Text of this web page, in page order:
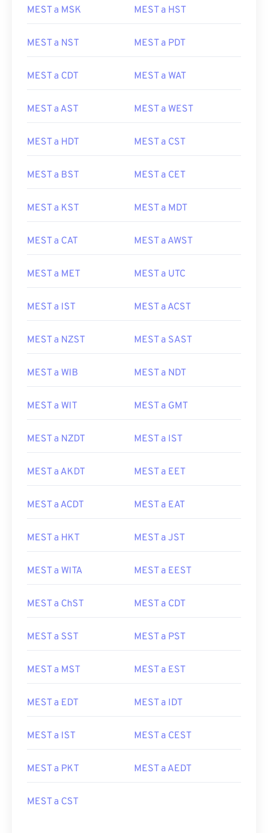
MEST a MSK MEST a HST
MEST a NST MEST a PDT
MEST a CDT MEST a WAT
MEST a AST MEST a WEST
MEST a HDT MEST a CST
MEST a BST MEST a CET
MEST a KST MEST a MDT
MEST a CAT MEST a AWST
MEST a MET MEST a UTC
MEST a IST MEST a ACST
MEST a NZST MEST a SAST
MEST a WIB MEST a NDT
MEST a WIT MEST a GMT
MEST a NZDT MEST a IST
MEST a AKDT MEST a EET
MEST a ACDT MEST a EAT
MEST a HKT MEST a JST
MEST a WITA MEST a EEST
MEST a ChST MEST a CDT
MEST a SST MEST a PST
MEST a MST MEST a EST
MEST a EDT MEST a IDT
MEST a IST MEST a CEST
MEST a PKT MEST a AEDT
MEST a CST